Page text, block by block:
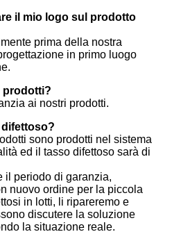
il mio logo sul prodotto
prima della nostra
in primo luogo
prodotti?
ai nostri prodotti.
sono prodotti nel sistema
ed il tasso difettoso sarà di
il periodo di garanzia,
nuovo ordine per la piccola
in lotti, li ripareremo e
discutere la soluzione
la situazione reale.